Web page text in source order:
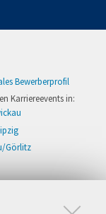
Bewerberprofil
Karriereevents in:
Görlitz